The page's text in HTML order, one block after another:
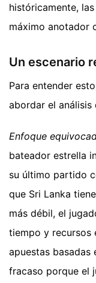
históricamente,
máximo anotador
Un escenario
Para entender
abordar el
Enfoque
bateador estrella
su último partido
que Sri Lanka
más débil, el
tiempo y recursos
apuestas basadas
fracaso porque el